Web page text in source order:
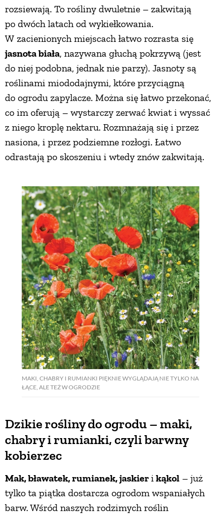
rozsiewają. To rośliny dwuletnie – zakwitają
po dwóch latach od wykiełkowania.
W zacienionych miejscach łatwo rozrasta się
jasnota biała, nazywana głuchą pokrzywą (jest
do niej podobna, jednak nie parzy). Jasnoty są
roślinami miododajnymi, które przyciągną
do ogrodu zapylacze. Można się łatwo przekonać,
co im oferują – wystarczy zerwać kwiat i wyssać
z niego kroplę nektaru. Rozmnażają się i przez
nasiona, i przez podziemne rozłogi. Łatwo
odrastają po skoszeniu i wtedy znów zakwitają.
MAKI, CHABRY I RUMIANKI PIĘKNIE WYGLĄDAJĄ NIE TYLKO NA
ŁĄCE, ALE TEŻ W OGRODZIE
Dzikie rośliny do ogrodu – maki,
chabry i rumianki, czyli barwny
kobierzec
Mak, bławatek, rumianek, jaskieri kąkol – już
tylko ta piątka dostarcza ogrodom wspaniałych
barw. Wśród naszych rodzimych roślin